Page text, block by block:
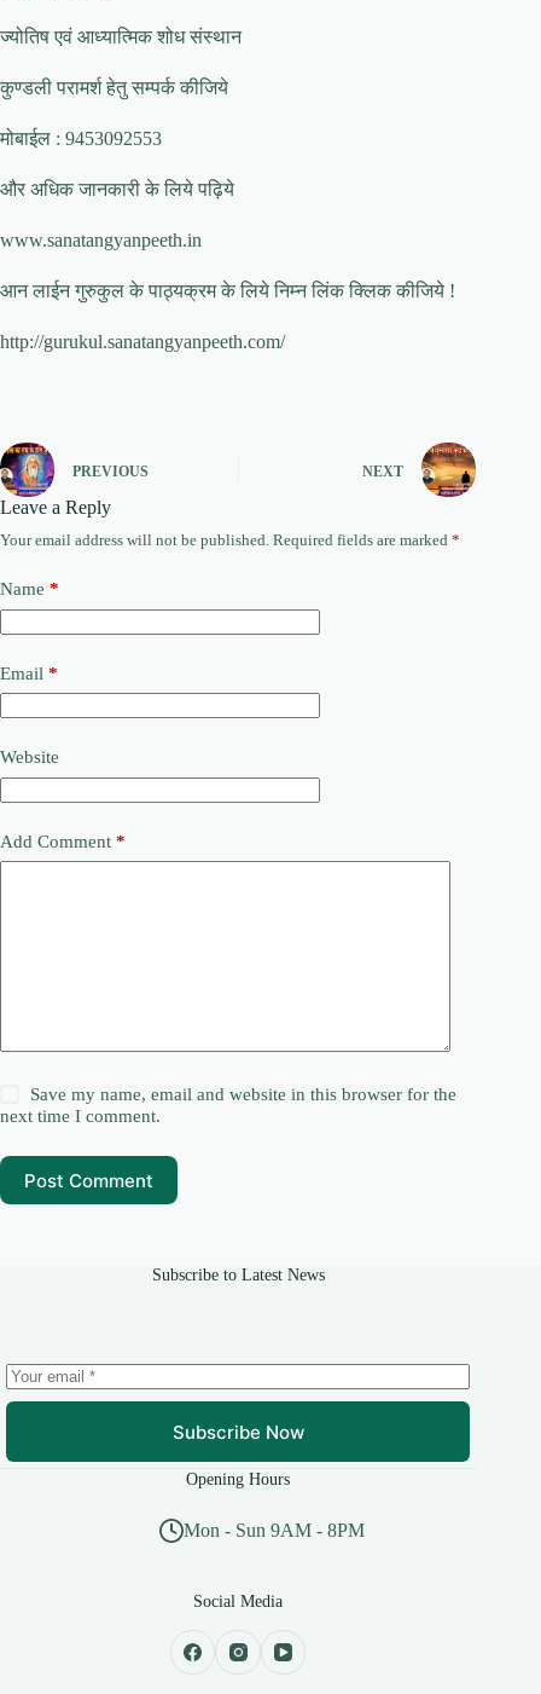
ज्योतिष एवं आध्यात्मिक शोध संस्थान
कुण्डली परामर्श हेतु सम्पर्क कीजिये
मोबाईल : 9453092553
और अधिक जानकारी के लिये पढ़िये
www.sanatangyanpeeth.in
आन लाईन गुरुकुल के पाठ्यक्रम के लिये निम्न लिंक क्लिक कीजिये !
http://gurukul.sanatangyanpeeth.com/
PREVIOUS NEXT
Leave a Reply
Your email address will not be published. Required fields are marked *
Name *
Email *
Website
Add Comment *
Save my name, email and website in this browser for the
next time I comment.
Post Comment
Subscribe to Latest News
Subscribe Now
Opening Hours
Mon - Sun 9AM - 8PM
Social Media